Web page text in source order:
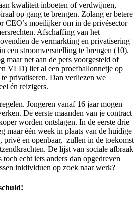
kwaliteit inboeten of verdwijnen,
op gang te brengen. Zolang er betere
CEO’s moeilijker om in de privésector
Afschaffing van het
de vermarkting en privatisering
een stroomversnelling te brengen (10).
maar net aan de pers voorgesteld of
VLD) liet al een proefballonnetje op
privatiseren. Dan verliezen we
én reizigers.
Jongeren vanaf 16 jaar mogen
De eerste maanden van je contract
worden ontslagen. In de eerste drie
maar één week in plaats van de huidige
privé en openbaar, zullen in de toekomst
De lijst van sociale afbraak
toch echt iets anders dan opgedreven
inidividuen op zoek naar werk?